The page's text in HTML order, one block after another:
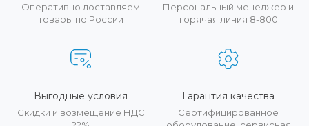
Оперативно доставляем
товары по России
Персональный менеджер и
горячая линия 8-800
Выгодные условия
Скидки и возмещение НДС
Гарантия качества
Сертифицированное